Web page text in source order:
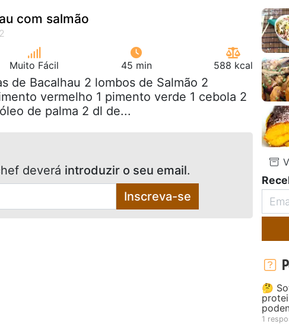
com salmão
Muito Fácil 45 min 588 kcal
de Bacalhau 2 lombos de Salmão 2
vermelho 1 pimento verde 1 cebola 2
de palma 2 dl de...
deverá introduzir o seu email.
Inscreva-se
🤔
1